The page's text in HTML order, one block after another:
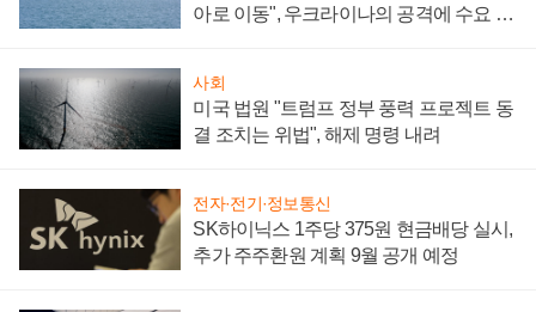
아로 이동", 우크라이나의 공격에 수요 늘
사회
미국 법원 "트럼프 정부 풍력 프로젝트 동
결 조치는 위법", 해제 명령 내려
전자·전기·정보통신
SK하이닉스 1주당 375원 현금배당 실시,
추가 주주환원 계획 9월 공개 예정